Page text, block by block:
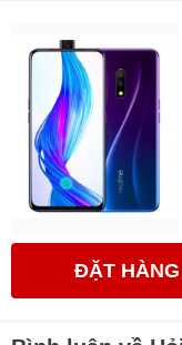
Realme X:
kế tràn viền
đối với chiếc điện
như phiên bản
ĐẶT HÀNG